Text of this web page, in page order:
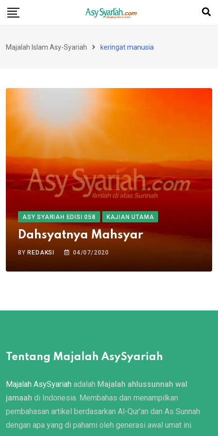
Skip
Majalah Islam Asy-Syariah keringat manusia
ASY SYARIAH EDISI 058 KAJIAN UTAMA
Dahsyatnya Mahsyar
BYREDAKSI 04/07/2020
Tentang Majalah AsySyariah
Majalah AsySyariah adalah Majalah ahlussunnah wal
jamaah di Indonesia. Membahas dan menampilkan
pembahasan artikel berdasarkan Al-Qur’an dan As Sunnah
dengan apa yang di pahami oleh generasi awal umat ini.